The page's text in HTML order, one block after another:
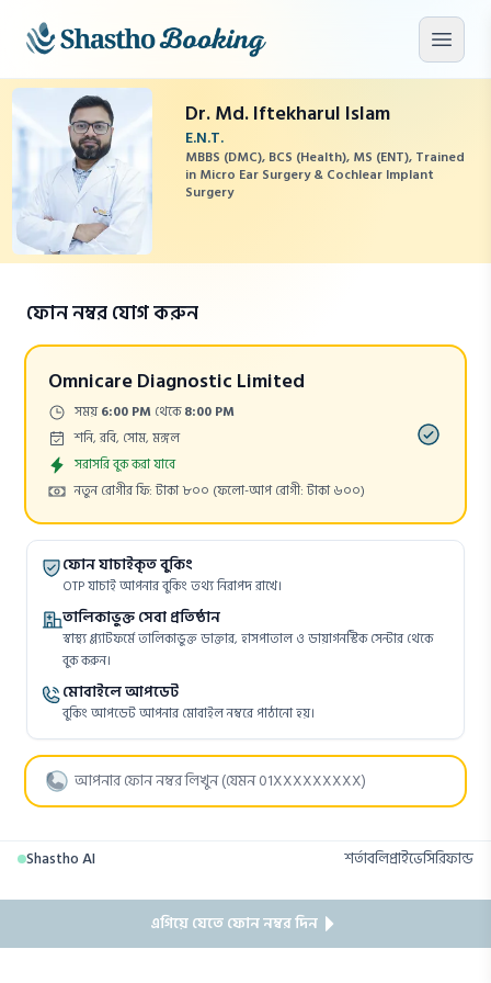
মেনু
Dr. Md. Iftekharul Islam
E.N.T.
MBBS (DMC), BCS (Health), MS (ENT), Trained
in Micro Ear Surgery & Cochlear Implant
Surgery
ফোন নম্বর যোগ করুন
Omnicare Diagnostic Limited
Time:সময়6:00 PM থেকে8:00 PM
Days:শনি, রবি, সোম, মঙ্গল
Appointment
সরাসরি বুক করা যাবে
Cost:নতুন রোগীর ফি: টাকা ৮০০ (ফলো-আপ রোগী: টাকা ৬০০)
ফোন যাচাইকৃত বুকিং
OTP যাচাই আপনার বুকিং তথ্য নিরাপদ রাখে।
তালিকাভুক্ত সেবা প্রতিষ্ঠান
স্বাস্থ্য প্ল্যাটফর্মে তালিকাভুক্ত ডাক্তার, হাসপাতাল ও ডায়াগনস্টিক সেন্টার থেকে
বুক করুন।
মোবাইলে আপডেট
বুকিং আপডেট আপনার মোবাইল নম্বরে পাঠানো হয়।
এগিয়ে যেতে ফোন নম্বর দিন
Shastho AI শর্তাবলিপ্রাইভেসিরিফান্ড